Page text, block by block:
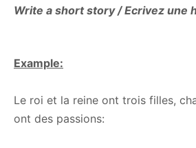
Write a short story/ Ecrivez une
Example:
Le roi et la reine ont trois filles,
ont des passions: